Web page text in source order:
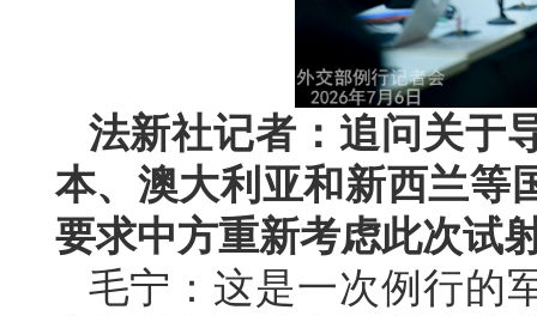
法新社记者：追问关于
本、澳大利亚和新西兰等
要求中方重新考虑此次试
毛宁：这是一次例行的